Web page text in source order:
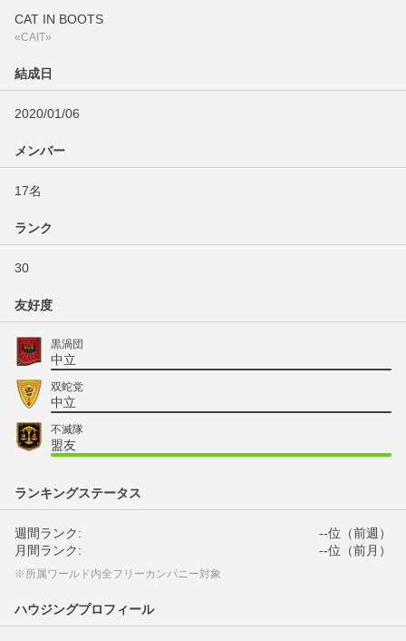
CAT IN BOOTS
«CAIT»
結成日
2020/01/06
メンバー
17名
ランク
30
友好度
黒渦団
中立
双蛇党
中立
不滅隊
盟友
ランキングステータス
週間ランク:
--位（前週）
月間ランク:
--位（前月）
※所属ワールド内全フリーカンパニー対象
ハウジングプロフィール